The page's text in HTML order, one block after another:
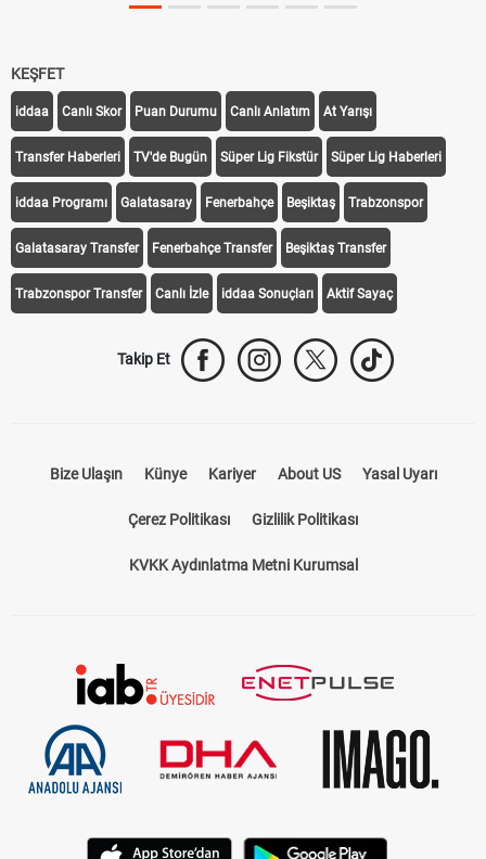
KEŞFET
iddaa Canlı Skor Puan Durumu Canlı Anlatım At Yarışı
Transfer Haberleri TV'de Bugün Süper Lig Fikstür Süper Lig Haberleri
iddaa Programı Galatasaray Fenerbahçe Beşiktaş Trabzonspor
Galatasaray Transfer Fenerbahçe Transfer Beşiktaş Transfer
Trabzonspor Transfer Canlı İzle iddaa Sonuçları Aktif Sayaç
Takip Et
Bize Ulaşın Künye Kariyer About US Yasal Uyarı
Çerez Politikası Gizlilik Politikası
KVKK Aydınlatma Metni Kurumsal